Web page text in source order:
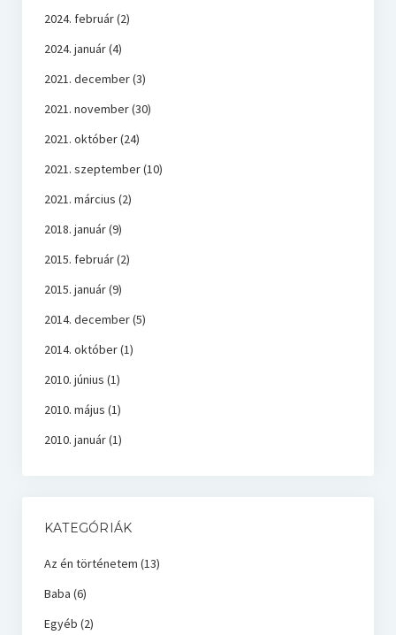
2024. február(2)
2024. január(4)
2021. december(3)
2021. november(30)
2021. október(24)
2021. szeptember(10)
2021. március (2)
2018. január(9)
2015. február(2)
2015. január(9)
2014. december(5)
2014. október(1)
2010. június (1)
2010. május (1)
2010. január(1)
KATEGÓRIÁK
Az én történetem (13)
Baba (6)
Egyéb (2)